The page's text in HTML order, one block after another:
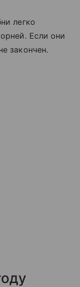
легко
Если они
закончен.